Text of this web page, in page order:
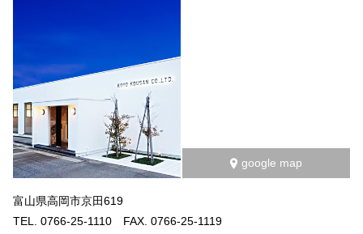
google map
富山県高岡市京田619
TEL. 0766-25-1110 FAX. 0766-25-1119